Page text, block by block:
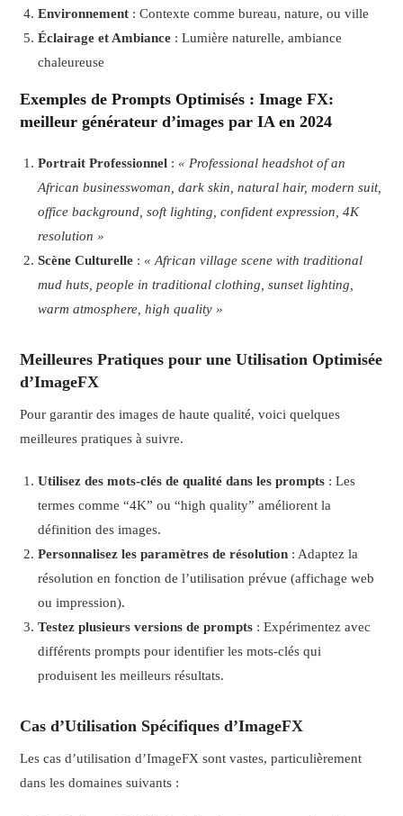
Environnement : Contexte comme bureau, nature, ou ville
Éclairage et Ambiance : Lumière naturelle, ambiance
chaleureuse
Exemples de Prompts Optimisés : Image FX:
meilleur générateur d’images par IA en 2024
Portrait Professionnel : « Professional headshot of an
African businesswoman, dark skin, natural hair, modern suit,
office background, soft lighting, confident expression, 4K
resolution »
Scène Culturelle : « African village scene with traditional
mud huts, people in traditional clothing, sunset lighting,
warm atmosphere, high quality »
Meilleures Pratiques pour une Utilisation Optimisée
d’ImageFX
Pour garantir des images de haute qualité, voici quelques
meilleures pratiques à suivre.
Utilisez des mots-clés de qualité dans les prompts : Les
termes comme “4K” ou “high quality” améliorent la
définition des images.
Personnalisez les paramètres de résolution : Adaptez la
résolution en fonction de l’utilisation prévue (affichage web
ou impression).
Testez plusieurs versions de prompts : Expérimentez avec
différents prompts pour identifier les mots-clés qui
produisent les meilleurs résultats.
Cas d’Utilisation Spécifiques d’ImageFX
Les cas d’utilisation d’ImageFX sont vastes, particulièrement
dans les domaines suivants :